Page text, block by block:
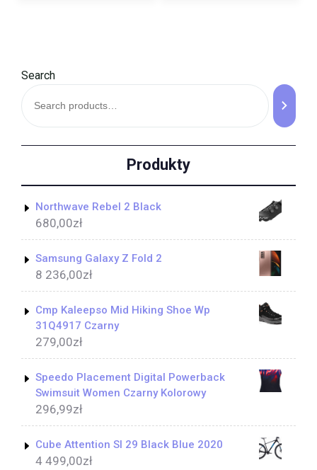
Search
Produkty
Northwave Rebel 2 Black
680,00zł
Samsung Galaxy Z Fold 2
8 236,00zł
Cmp Kaleepso Mid Hiking Shoe Wp
31Q4917 Czarny
279,00zł
Speedo Placement Digital Powerback
Swimsuit Women Czarny Kolorowy
296,99zł
Cube Attention Sl 29 Black Blue 2020
4 499,00zł